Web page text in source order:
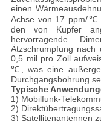
einen
Achse von 17 ppm/℃
den von Kupfer
hervorragende
Ätzschrumpfung
0,5 mil pro Zoll
℃, was eine
Durchgangsbohrung
Typische
1) Mobilfunk-
2)
3) Satellitenantennen